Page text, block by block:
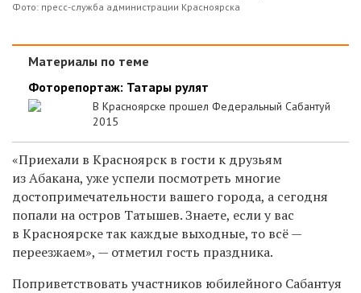
Фото: пресс-служба администрации Красноярска
Материалы по теме
Фоторепортаж: Татары рулят
В Красноярске прошел Федеральный Сабантуй
2015
«Приехали в Красноярск в гости к друзьям
из Абакана, уже успели посмотреть многие
достопримечательности вашего города, а сегодня
попали на остров Татышев. Знаете, если у вас
в Красноярске так каждые выходные, то всё —
переезжаем», — отметил гость праздника.
Поприветствовать участников юбилейного Сабантуя